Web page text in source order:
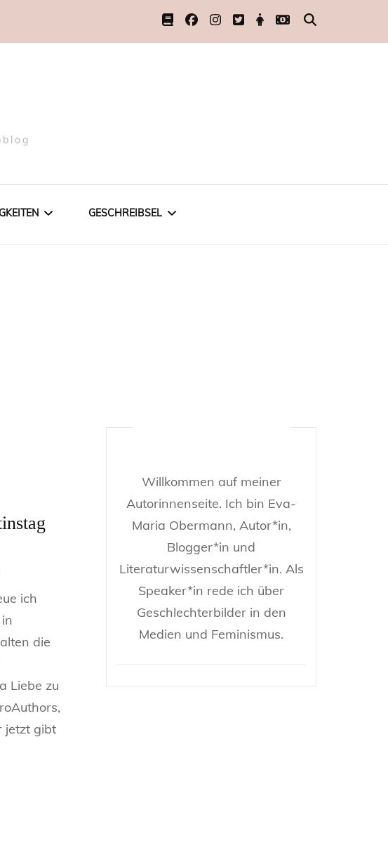
GESCHREIBSEL
Gedicht
ich
die
Liebe zu
jetzt gibt
Willkommen auf meiner
Autorinnenseite. Ich bin Eva-
Maria Obermann, Autor*in,
Blogger*in und
Literaturwissenschaftler*in. Als
Speaker*in rede ich über
Geschlechterbilder in den
Medien und Feminismus.